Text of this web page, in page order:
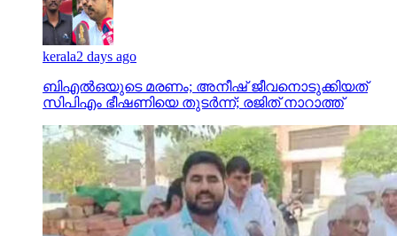
kerala2 days ago
ബിഎല്‍ഒയുടെ മരണം; അനീഷ് ജീവനൊടുക്കിയത്
സിപിഎം ഭീഷണിയെ തുടര്‍ന്ന്; രജിത് നാറാത്ത്